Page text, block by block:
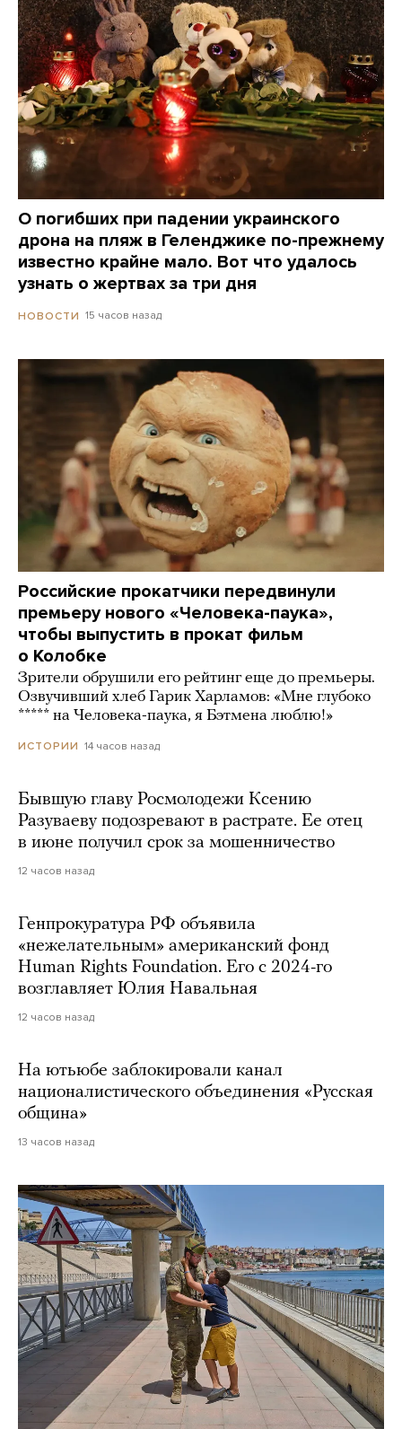
О погибших при падении украинского
дрона на пляж в Геленджике по-прежнему
известно крайне мало. Вот что удалось
узнать о жертвах за три дня
НОВОСТИ 15 часов назад
Российские прокатчики передвинули
премьеру нового «Человека-паука»,
чтобы выпустить в прокат фильм
о Колобке
Зрители обрушили его рейтинг еще до премьеры.
Озвучивший хлеб Гарик Харламов: «Мне глубоко
***** на Человека-паука, я Бэтмена люблю!»
ИСТОРИИ 14 часов назад
Бывшую главу Росмолодежи Ксению
Разуваеву подозревают в растрате. Ее отец
в июне получил срок за мошенничество
12 часов назад
Генпрокуратура РФ объявила
«нежелательным» американский фонд
Human Rights Foundation. Его с 2024-го
возглавляет Юлия Навальная
12 часов назад
На ютьюбе заблокировали канал
националистического объединения «Русская
община»
13 часов назад